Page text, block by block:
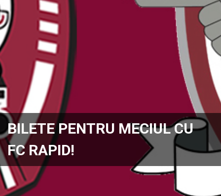
BILETE PENTRU MECIUL CU
FC RAPID!